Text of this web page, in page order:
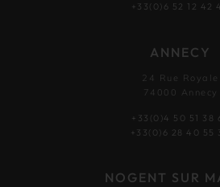
+33(0)6 52 12 42
ANNECY
24 Rue Royale
74000 Annecy
+33(0)4 50 51 38
+33(0)6 28 40 55
NOGENT SUR